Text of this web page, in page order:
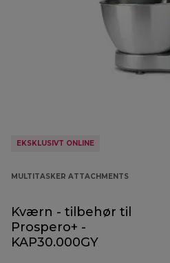
EKSKLUSIVT ONLINE
MULTITASKER ATTACHMENTS
Kværn - tilbehør til
Prospero+ -
KAP30.000GY